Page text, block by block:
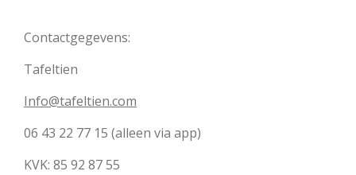
Contactgegevens:
Tafeltien
Info@tafeltien.com
06 43 22 77 15 (alleen via app)
KVK: 85 92 87 55